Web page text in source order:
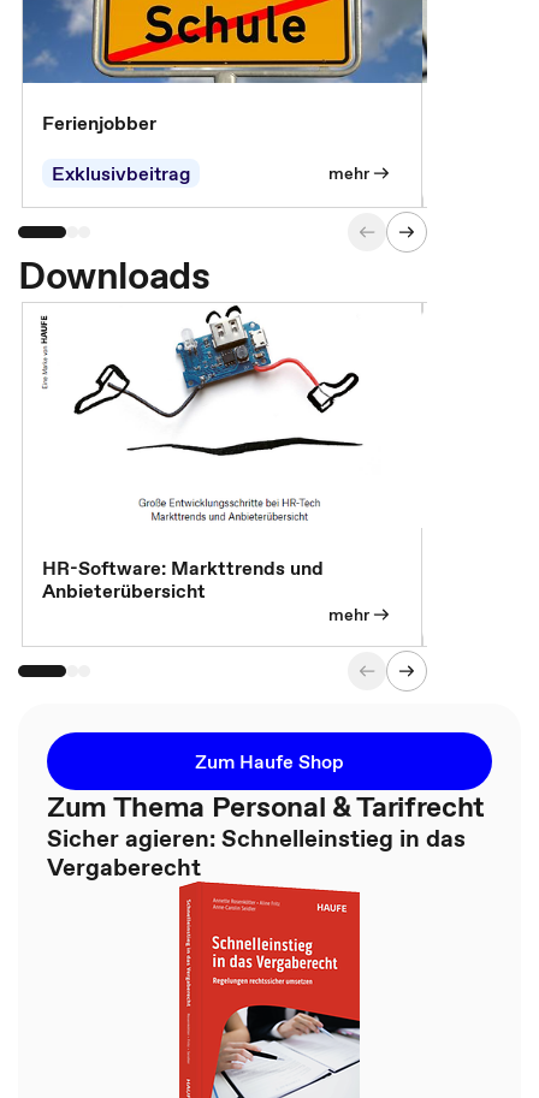
Ferienjobber
Exklusivbeitrag
mehr
Downloads
HR-Software: Markttrends und
Anbieterübersicht
mehr
Zum Haufe Shop
Zum Thema Personal & Tarifrecht
Sicher agieren: Schnelleinstieg in das
Vergaberecht